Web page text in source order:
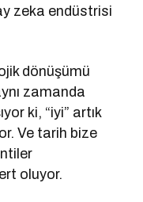
zeka endüstrisi
dönüşümü
zamanda
ki, “iyi” artık
Ve tarih bize
oluyor.